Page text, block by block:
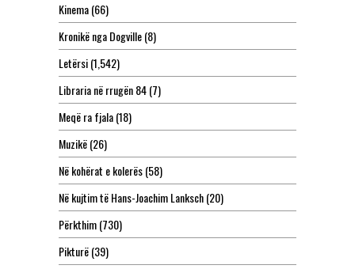
Kinema(66)
Kronikë nga Dogville(8)
Letërsi(1,542)
Libraria në rrugën 84(7)
Meqë ra fjala(18)
Muzikë(26)
Në kohërat e kolerës(58)
Në kujtim të Hans-Joachim Lanksch(20)
Përkthim(730)
Pikturë(39)